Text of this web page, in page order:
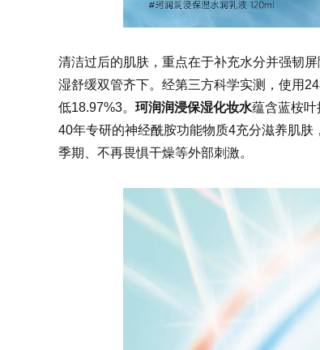
清洁过后的肌肤，重点在于补充水分并强韧
湿舒缓双管齐下。经第三方科学实测，使用
低18.97%3。 珂润润浸保湿化妆水蕴含蓝桉叶
40年专研的神经酰胺功能物质4充分滋养肌肤，
季期、不再畏惧干燥等外部刺激。